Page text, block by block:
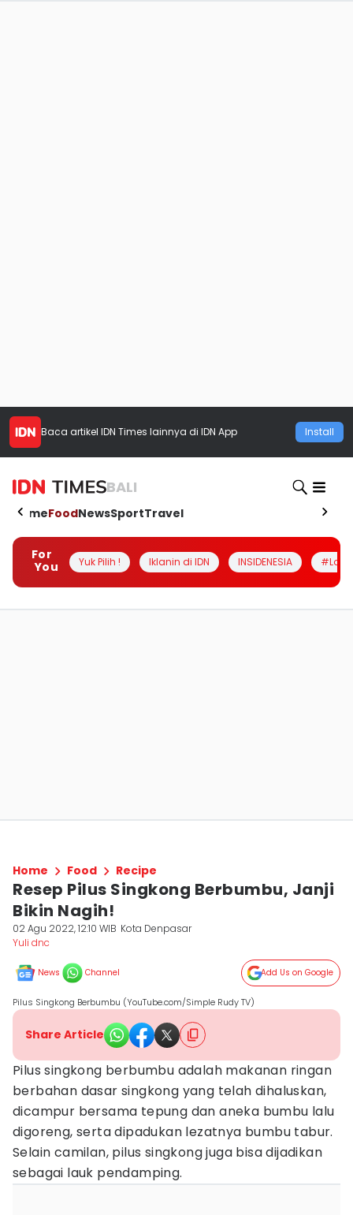
Baca artikel IDN Times lainnya di IDN App Install
BALI
HomeFoodNewsSportTravel
For
You
Yuk Pilih ! Iklanin di IDN INSIDENESIA
Home Food Recipe
Resep Pilus Singkong Berbumbu, Janji
Bikin Nagih!
02 Agu 2022, 12:10 WIB Kota Denpasar
Yuli dnc
News Channel Add Us on Google
Pilus Singkong Berbumbu (YouTube.com/Simple Rudy TV)
Share Article
Pilus singkong berbumbu adalah makanan ringan
berbahan dasar singkong yang telah dihaluskan,
dicampur bersama tepung dan aneka bumbu lalu
digoreng, serta dipadukan lezatnya bumbu tabur.
Selain camilan, pilus singkong juga bisa dijadikan
sebagai lauk pendamping.